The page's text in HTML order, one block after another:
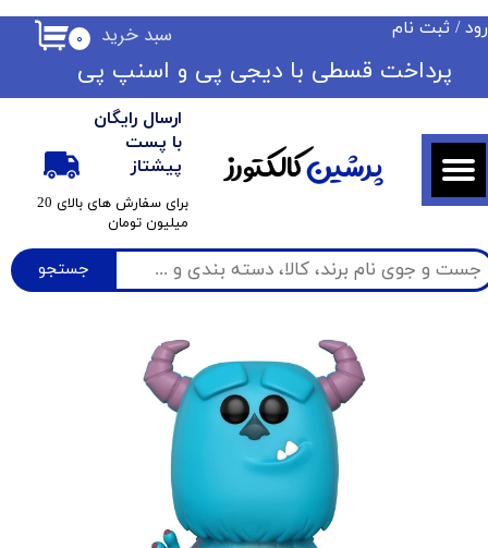
جستجو
ارسال رایگان
با پست
پیشتاز
​برای سفارش های بالای 20
میلیون تومان
۰ سبد خرید / ثبت نام
حساب کاربری من
تغییر گذر واژه
سفارشات
خروج از حساب کاربری
​​پرداخت قسطی با دیجی پی ​​​​​​​و اسنپ پی
پرشینکالکتورز